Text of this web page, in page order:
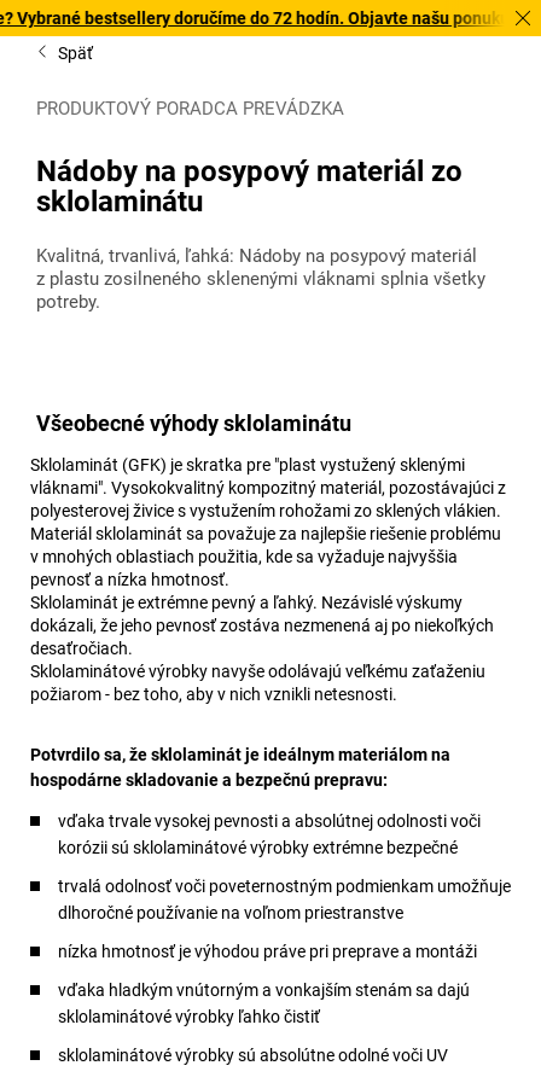
doručíme do 72 hodín. Objavte našu ponuku s rýchlym
Späť
PRODUKTOVÝ PORADCA PREVÁDZKA
Nádoby na posypový materiál zo
sklolaminátu
Kvalitná, trvanlivá, ľahká: Nádoby na posypový materiál
z plastu zosilneného sklenenými vláknami splnia všetky
potreby.
Všeobecné výhody sklolaminátu
Sklolaminát (GFK) je skratka pre "plast vystužený sklenými
vláknami". Vysokokvalitný kompozitný materiál, pozostávajúci z
polyesterovej živice s vystužením rohožami zo sklených vlákien.
Materiál sklolaminát sa považuje za najlepšie riešenie problému
v mnohých oblastiach použitia, kde sa vyžaduje najvyššia
pevnosť a nízka hmotnosť.
Sklolaminát je extrémne pevný a ľahký. Nezávislé výskumy
dokázali, že jeho pevnosť zostáva nezmenená aj po niekoľkých
desaťročiach.
Sklolaminátové výrobky navyše odolávajú veľkému zaťaženiu
požiarom - bez toho, aby v nich vznikli netesnosti.
Potvrdilo sa, že sklolaminát je ideálnym materiálom na
hospodárne skladovanie a bezpečnú prepravu:
vďaka trvale vysokej pevnosti a absolútnej odolnosti voči
korózii sú sklolaminátové výrobky extrémne bezpečné
trvalá odolnosť voči poveternostným podmienkam umožňuje
dlhoročné používanie na voľnom priestranstve
nízka hmotnosť je výhodou práve pri preprave a montáži
vďaka hladkým vnútorným a vonkajším stenám sa dajú
sklolaminátové výrobky ľahko čistiť
sklolaminátové výrobky sú absolútne odolné voči UV